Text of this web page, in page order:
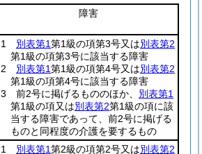
障害
1 別表第1第1級の項第3号又は別表第2
第1級の項第3号に該当する障害
2 別表第1第1級の項第4号又は別表第2
第1級の項第4号に該当する障害
3 前2号に掲げるもののほか、 別表第1
第1級の項又は別表第2第1級の項に該
当する障害であって、前2号に掲げる
ものと同程度の介護を要するもの
1 別表第1第2級の項第2号又は別表第2